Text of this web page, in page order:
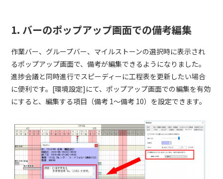
1. バーのポップアップ画面での備考編集
作業バー、グループバー、マイルストーンの選択時に表示され
るポップアップ画面で、備考が編集できるようになりました。
進捗会議と同時進行でスピーディーに工程表を更新したい場合
に便利です。[環境設定]にて、ポップアップ画面での編集を有効
にすると、編集する項目（備考 1～備考 10）を設定できます。